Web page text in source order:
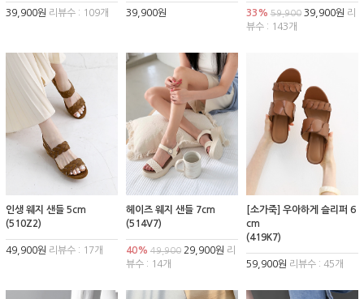
39,900원 리뷰수 : 109개 39,900원 33% 59,90039,900원 리
뷰수 : 143개
인생 웨지 샌들 5cm
(510Z2)
49,900원 리뷰수 : 17개
헤이즈 웨지 샌들 7cm
(514V7)
40% 49,90029,900원 리
뷰수 : 14개
[소가죽] 우아하게 슬리퍼 6
cm
(419K7)
59,900원 리뷰수 : 45개